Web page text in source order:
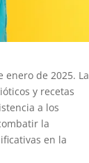
de 2025. La
y recetas
a los
la
en la